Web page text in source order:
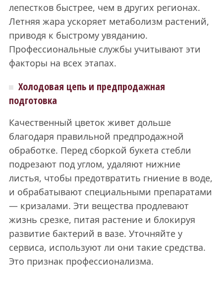
лепестков быстрее, чем в других регионах.
Летняя жара ускоряет метаболизм растений,
приводя к быстрому увяданию.
Профессиональные службы учитывают эти
факторы на всех этапах.
Холодовая цепь и предпродажная
подготовка
Качественный цветок живет дольше
благодаря правильной предпродажной
обработке. Перед сборкой букета стебли
подрезают под углом, удаляют нижние
листья, чтобы предотвратить гниение в воде,
и обрабатывают специальными препаратами
— кризалами. Эти вещества продлевают
жизнь срезке, питая растение и блокируя
развитие бактерий в вазе. Уточняйте у
сервиса, используют ли они такие средства.
Это признак профессионализма.